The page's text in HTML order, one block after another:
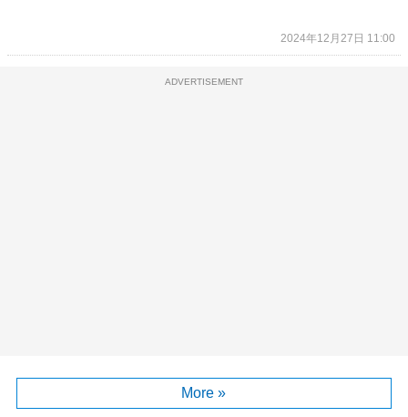
2024年12月27日 11:00
ADVERTISEMENT
More »